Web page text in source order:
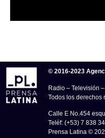
© 2016-2023
Radio – Televisión
Todos los derechos
Calle E No.454
Teléf: (+53) 7 838
Prensa Latina ©